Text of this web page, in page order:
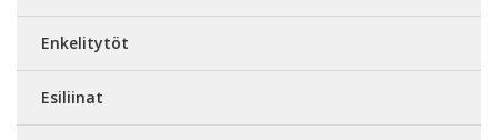
Enkelitytöt
Esiliinat